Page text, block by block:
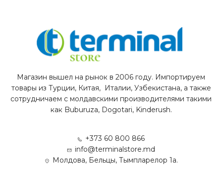
Магазин вышел на рынок в 2006 году. Импортируем
товары из Турции, Китая, Италии, Узбекистана, а также
сотрудничаем с молдавскими производителями такими
как Buburuza, Dogotari, Kinderush.
+373 60 800 866
info@terminalstore.md
Молдова, Бельцы, Тымпларелор 1а.